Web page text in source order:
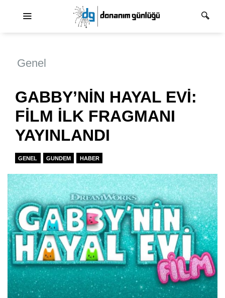
Genel
GABBY’NİN HAYAL EVİ:
FİLM İLK FRAGMANI
YAYINLANDI
GENEL GUNDEM HABER